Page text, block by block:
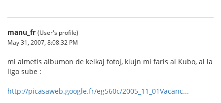
manu_fr (User's profile)
May 31, 2007, 8:08:32 PM
mi almetis albumon de kelkaj fotoj, kiujn mi faris al Kubo, al la
ligo sube :
http://picasaweb.google.fr/eg560c/2005_11_01Vacanc...